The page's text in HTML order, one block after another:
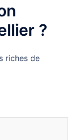
?
riches de